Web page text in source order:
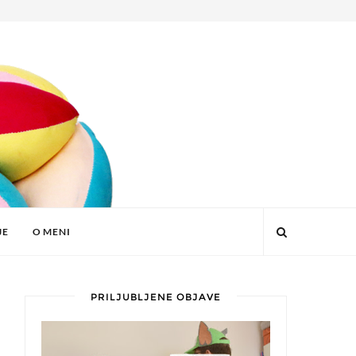
O MENI
PRILJUBLJENE OBJAVE